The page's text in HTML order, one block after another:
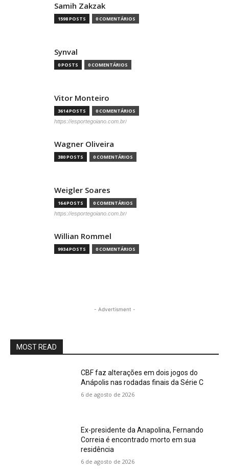
Samih Zakzak
1598 POSTS 0 COMENTÁRIOS
Synval
0 POSTS 0 COMENTÁRIOS
Vitor Monteiro
3614 POSTS 0 COMENTÁRIOS
https://esportegoiano.com.br/
Wagner Oliveira
380 POSTS 0 COMENTÁRIOS
Weigler Soares
164 POSTS 0 COMENTÁRIOS
https://esportegoiano.com.br/
Willian Rommel
9934 POSTS 0 COMENTÁRIOS
- Advertisment -
MOST READ
CBF faz alterações em dois jogos do
Anápolis nas rodadas finais da Série C
6 de agosto de 2026
Ex-presidente da Anapolina, Fernando
Correia é encontrado morto em sua
residência
6 de agosto de 2026